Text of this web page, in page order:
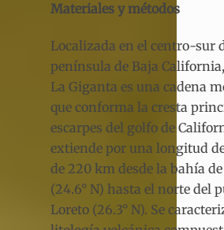
Materiales y métodos
Localizada en el centro-sur
península de Baja
La Giganta es una cadena
que conforma la cresta
escarpes del golfo de
extiende por una longitud
de 220 km desde la bahía
(24.6° N) hasta el norte del
Loreto (26.3° N). Se